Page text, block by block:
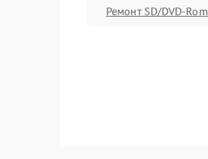
Ремонт SD/DVD-Rom